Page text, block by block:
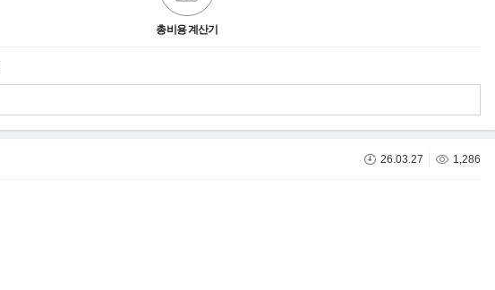
총비용 계산기
26.03.27 1,286